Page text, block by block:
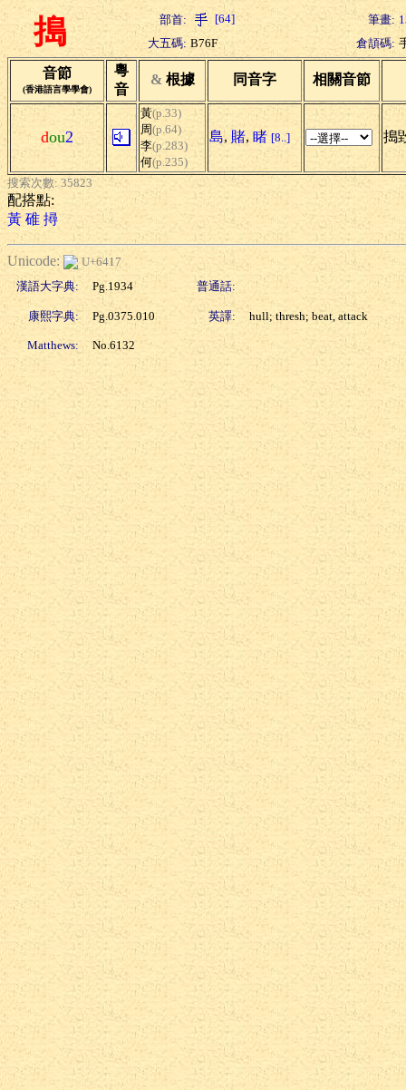
搗 部首: [64] 筆畫:
大五碼: B76F 倉頡碼:
音節
(香港語言學學會)
粵
音
& 根據 同音字 相關音節
dou2
黃(p.33)
周(p.64)
李(p.283)
何(p.235)
島, 賭, 睹 [8..] 搗
搜索次數: 35823
配搭點:
黃 碓 撏
Unicode:
U+6417
漢語大字典:
Pg.1934 普通話:
康熙字典: Pg.0375.010 英譯: hull; thresh; beat, attack
Matthews: No.6132